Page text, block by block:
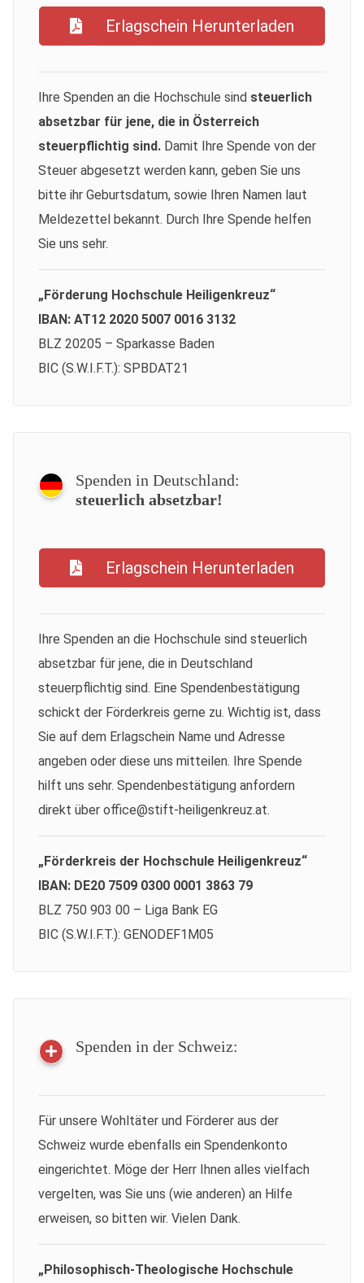
Erlagschein Herunterladen
Ihre Spenden an die Hochschule sind steuerlich
absetzbar für jene, die in Österreich
steuerpflichtig sind. Damit Ihre Spende von der
Steuer abgesetzt werden kann, geben Sie uns
bitte ihr Geburtsdatum, sowie Ihren Namen laut
Meldezettel bekannt. Durch Ihre Spende helfen
Sie uns sehr.
„Förderung Hochschule Heiligenkreuz“
IBAN: AT12 2020 5007 0016 3132
BLZ 20205 – Sparkasse Baden
BIC (S.W.I.F.T.): SPBDAT21
Spenden in Deutschland:
steuerlich absetzbar!
Erlagschein Herunterladen
Ihre Spenden an die Hochschule sind steuerlich
absetzbar für jene, die in Deutschland
steuerpflichtig sind. Eine Spendenbestätigung
schickt der Förderkreis gerne zu. Wichtig ist, dass
Sie auf dem Erlagschein Name und Adresse
angeben oder diese uns mitteilen. Ihre Spende
hilft uns sehr. Spendenbestätigung anfordern
direkt über office@stift-heiligenkreuz.at.
„Förderkreis der Hochschule Heiligenkreuz“
IBAN: DE20 7509 0300 0001 3863 79
BLZ 750 903 00 – Liga Bank EG
BIC (S.W.I.F.T.): GENODEF1M05
Spenden in der Schweiz:
Für unsere Wohltäter und Förderer aus der
Schweiz wurde ebenfalls ein Spendenkonto
eingerichtet. Möge der Herr Ihnen alles vielfach
vergelten, was Sie uns (wie anderen) an Hilfe
erweisen, so bitten wir. Vielen Dank.
„Philosophisch-Theologische Hochschule